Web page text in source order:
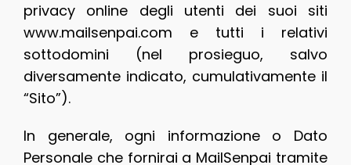
privacy online degli utenti dei suoi siti
www.mailsenpai.com e tutti i relativi
sottodomini (nel prosieguo, salvo
diversamente indicato, cumulativamente il
“Sito”).
In generale, ogni informazione o Dato
Personale che fornirai a MailSenpai tramite